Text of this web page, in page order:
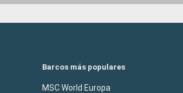
Barcos más populares
MSC World Europa